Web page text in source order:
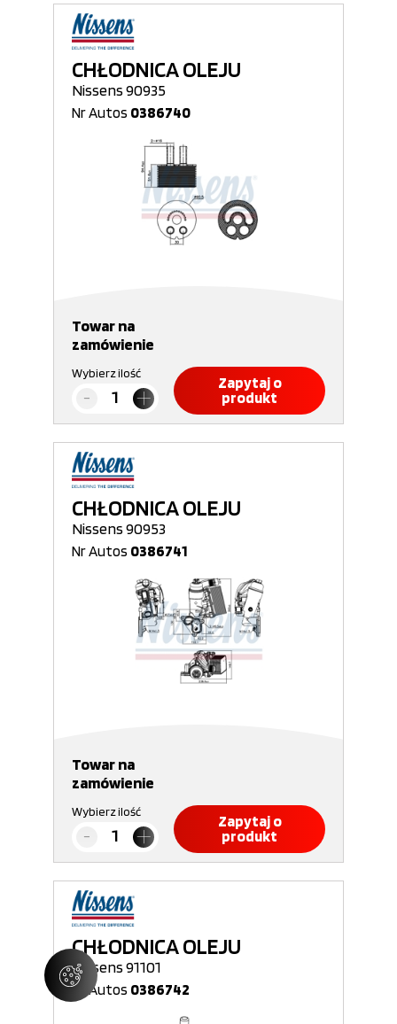
CHŁODNICA OLEJU
Nissens 90935
Nr Autos 0386740
Towar na
zamówienie
Wybierz ilość
Zapytaj o
produkt
CHŁODNICA OLEJU
Nissens 90953
Nr Autos 0386741
Towar na
zamówienie
Wybierz ilość
Zapytaj o
produkt
CHŁODNICA OLEJU
Nissens 91101
Nr Autos 0386742